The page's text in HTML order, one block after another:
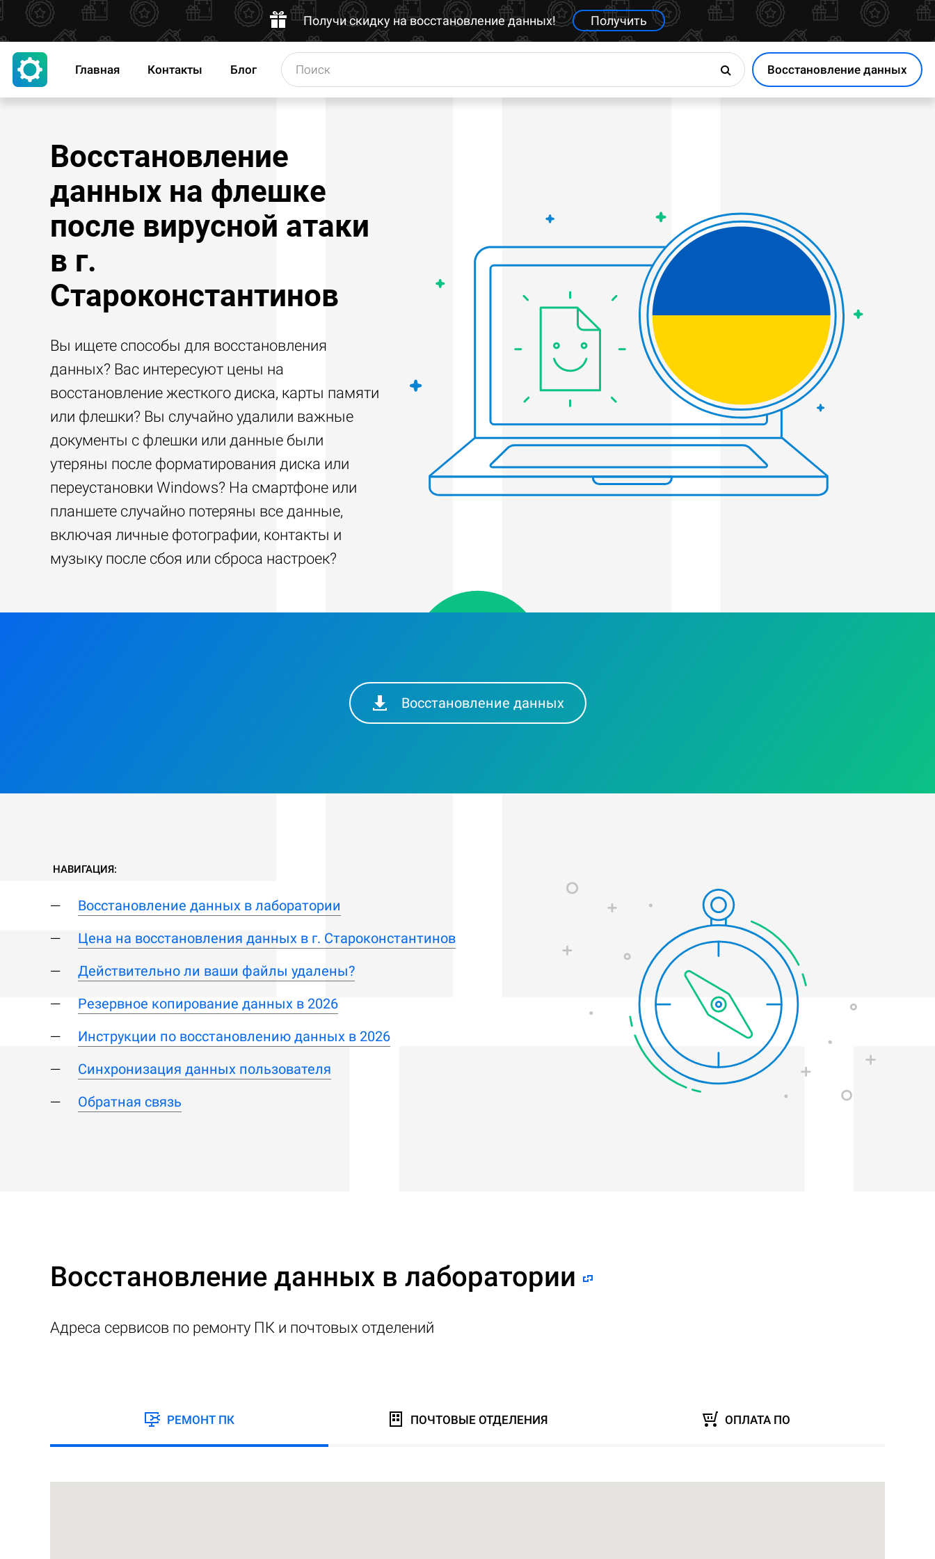
Получи скидку на восстановление данных! Получить
Восстановление данных
Главная Контакты Блог
Восстановление
данных на флешке
после вирусной атаки
в г.
Староконстантинов
Вы ищете способы для восстановления
данных? Вас интересуют цены на
восстановление жесткого диска, карты памяти
или флешки? Вы случайно удалили важные
документы с флешки или данные были
утеряны после форматирования диска или
переустановки Windows? На смартфоне или
планшете случайно потеряны все данные,
включая личные фотографии, контакты и
музыку после сбоя или сброса настроек?
Восстановление данных
НАВИГАЦИЯ:
Восстановление данных в лаборатории
Цена на восстановления данных в г. Староконстантинов
Действительно ли ваши файлы удалены?
Резервное копирование данных в 2026
Инструкции по восстановлению данных в 2026
Синхронизация данных пользователя
Обратная связь
Восстановление данных в лаборатории
Адреса сервисов по ремонту ПК и почтовых отделений
РЕМОНТ ПК ПОЧТОВЫЕ ОТДЕЛЕНИЯ ОПЛАТА ПО